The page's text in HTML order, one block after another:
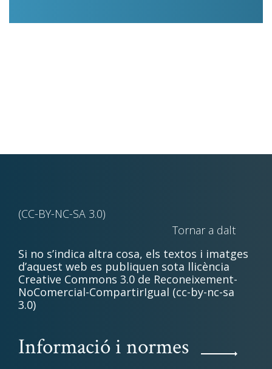
(CC-BY-NC-SA 3.0)
Tornar a dalt
Si no s’indica altra cosa, els textos i imatges
d’aquest web es publiquen sota llicència
Creative Commons 3.0 de Reconeixement-
NoComercial-CompartirIgual (cc-by-nc-sa
3.0)
Informació i normes